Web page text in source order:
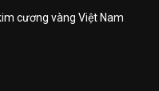
cương vàng Việt Nam